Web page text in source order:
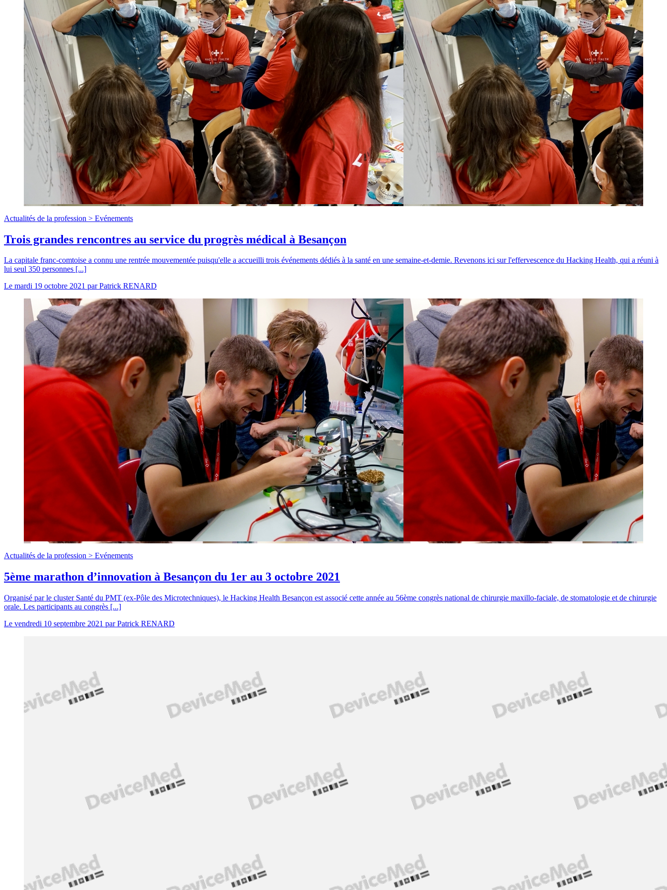
Actualités de la profession > Evénements
Trois grandes rencontres au service du progrès médical à Besançon
La capitale franc-comtoise a connu une rentrée mouvementée puisqu'elle a accueilli trois événements dédiés à la santé en une semaine-et-demie. Revenons ici sur l'effervescence du Hacking Health, qui a réuni à
lui seul 350 personnes [...]
Le mardi 19 octobre 2021 parPatrick RENARD
Actualités de la profession > Evénements
5ème marathon d’innovation à Besançon du 1er au 3 octobre 2021
Organisé par le cluster Santé du PMT (ex-Pôle des Microtechniques), le Hacking Health Besançon est associé cette année au 56ème congrès national de chirurgie maxillo-faciale, de stomatologie et de chirurgie
orale. Les participants au congrès [...]
Le vendredi 10 septembre 2021 parPatrick RENARD